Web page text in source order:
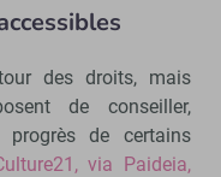
des droits, mais
de conseiller,
progrès de certains
via Paideia,